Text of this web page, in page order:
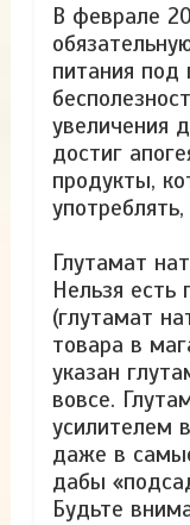
В феврале
питания под
увеличения
достиг
продукты,
Глутамат
Нельзя есть
(глутамат
товара в
указан
вовсе.
усилителем
даже в
дабы
Будьте